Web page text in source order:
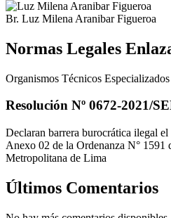
Br. Luz Milena Aranibar Figueroa
Normas Legales
Organismos Técnicos Especializados
Resolución Nº 0672-2021/
Declaran barrera burocrática ilegal
Anexo 02 de la Ordenanza N° 1591
Metropolitana de Lima
Últimos Comentarios